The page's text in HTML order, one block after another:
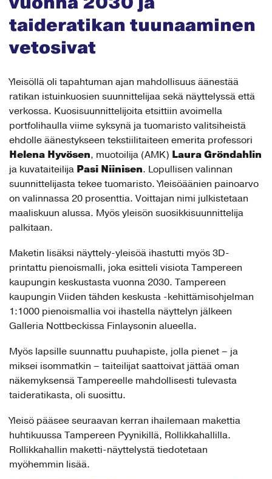
taideratikan tuunaaminen
vetosivat
Yleisöllä oli tapahtuman ajan mahdollisuus äänestää
ratikan istuinkuosien suunnittelijaa sekä näyttelyssä että
verkossa. Kuosisuunnittelijoita etsittiin avoimella
portfolihaulla viime syksynä ja tuomaristo valitsiheistä
ehdolle äänestykseen tekstiilitaiteen emerita professori
Helena Hyvösen, muotoilija (AMK) Laura Gröndahlin
ja kuvataiteilija Pasi Niinisen. Lopullisen valinnan
suunnittelijasta tekee tuomaristo. Yleisöäänien painoarvo
on valinnassa 20 prosenttia. Voittajan nimi julkistetaan
maaliskuun alussa. Myös yleisön suosikkisuunnittelija
palkitaan.
Maketin lisäksi näyttely-yleisöä ihastutti myös 3D-
printattu pienoismalli, joka esitteli visiota Tampereen
kaupungin keskustasta vuonna 2030. Tampereen
kaupungin Viiden tähden keskusta -kehittämisohjelman
1:1000 pienoismallia voi ihastella näyttelyn jälkeen
Galleria Nottbeckissa Finlaysonin alueella.
Myös lapsille suunnattu puuhapiste, jolla pienet – ja
miksei isommatkin – taiteilijat saattoivat jättää oman
näkemyksensä Tampereelle mahdollisesti tulevasta
taideratikasta, oli suosittu.
Yleisö pääsee seuraavan kerran ihailemaan makettia
huhtikuussa Tampereen Pyynikillä, Rollikkahallilla.
Rollikkahallin maketti-näyttelystä tiedotetaan
myöhemmin lisää.